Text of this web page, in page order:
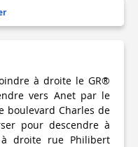
à droite le GR®
vers Anet par le
boulevard Charles de
pour descendre à
à droite rue Philibert